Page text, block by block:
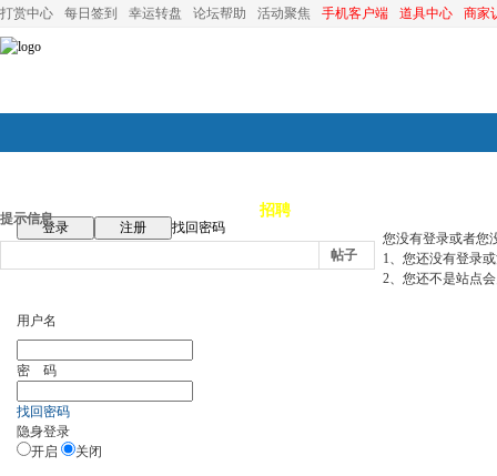
打赏中心 每日签到 幸运转盘 论坛帮助 活动聚焦 手机客户端 道具中心 商家
论坛首页 招聘
登录 注册
找回密码
帖子
提示信息
您没有登录或者您
1、您还没有登录
2、您还不是站点
用户名
密 码
找回密码
隐身登录
开启
关闭